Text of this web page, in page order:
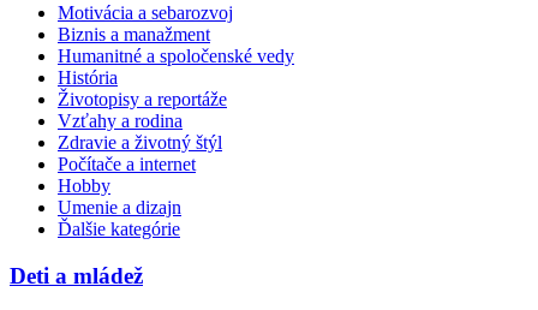
Motivácia a sebarozvoj
Biznis a manažment
Humanitné a spoločenské vedy
História
Životopisy a reportáže
Vzťahy a rodina
Zdravie a životný štýl
Počítače a internet
Hobby
Umenie a dizajn
Ďalšie kategórie
Deti a mládež